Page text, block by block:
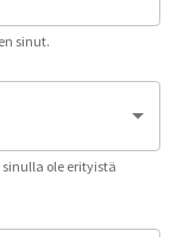
sinut.
ole erityistä